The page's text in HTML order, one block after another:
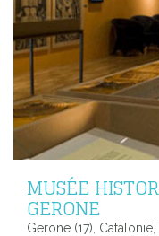
MUSÉE
GERONE
Gerone (17), Catalonië,